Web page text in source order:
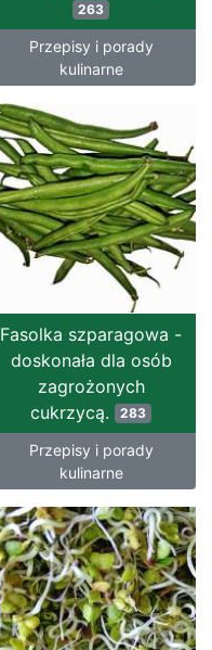
263
Przepisy i porady
kulinarne
Fasolka szparagowa -
doskonała dla osób
zagrożonych
cukrzycą. 283
Przepisy i porady
kulinarne